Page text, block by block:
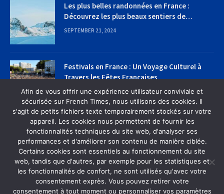
Les plus belles randonnées en France :
Découvrez les plus beaux sentiers de
randonnée
SEPTEMBER 21, 2024
Festivals en France : Un Voyage Culturel à
Travers les Fêtes Françaises
SEPTEMBER 22, 2024
MAISON À PROPOS DE NOUS
CONTACTEZ-NOUS
POLITIQUE DE CONFIDENTIALITÉ
Afin de vous offrir une expérience utilisateur conviviale et
sécurisée sur French Times, nous utilisons des cookies. Il
s'agit de petits fichiers texte temporairement stockés sur votre
appareil. Les cookies nous permettent de fournir les
fonctionnalités techniques du site web, d'analyser ses
performances et d'améliorer son contenu de manière ciblée.
Certains cookies sont essentiels au fonctionnement du site
web, tandis que d'autres, par exemple pour les statistiques et
les fonctionnalités de confort, ne sont utilisés qu'avec votre
consentement exprès. Vous pouvez retirer votre
consentement à tout moment ou personnaliser vos paramètres